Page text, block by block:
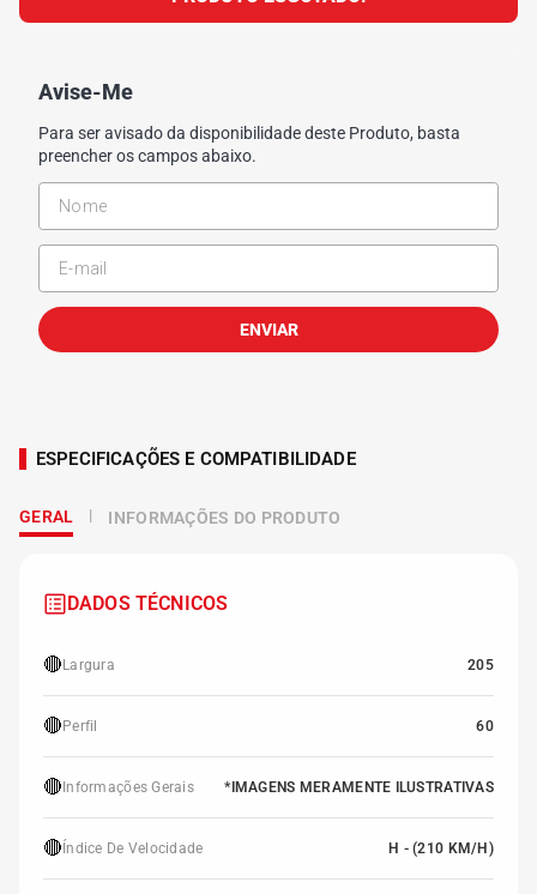
Avise-Me
Para ser avisado da disponibilidade deste Produto, basta
preencher os campos abaixo.
ENVIAR
ESPECIFICAÇÕES E COMPATIBILIDADE
GERAL INFORMAÇÕES DO PRODUTO
DADOS TÉCNICOS
🔴 Largura 205
🔴 Perfil 60
🔴 Informações Gerais *IMAGENS MERAMENTE ILUSTRATIVAS
🔴 Índice De Velocidade H - (210 KM/H)